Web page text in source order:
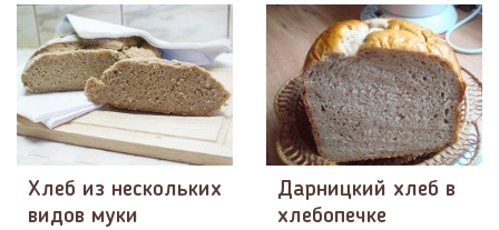
Хлеб из нескольких
видов муки
Дарницкий хлеб в
хлебопечке